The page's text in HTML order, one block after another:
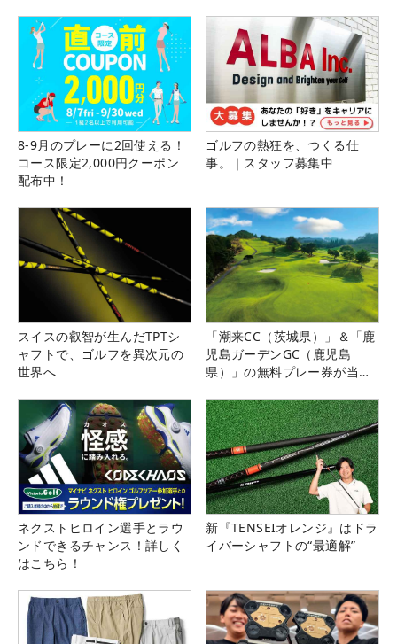
8-9月のプレーに2回使える！
コース限定2,000円クーポン
配布中！
ゴルフの熱狂を、つくる仕
事。｜スタッフ募集中
スイスの叡智が生んだTPTシ
ャフトで、ゴルフを異次元の
世界へ
「潮来CC（茨城県）」＆「鹿
児島ガーデンGC（鹿児島
県）」の無料プレー券が当た
ネクストヒロイン選手とラウ
ンドできるチャンス！詳しく
はこちら！
新『TENSEIオレンジ』はドラ
イバーシャフトの“最適解”